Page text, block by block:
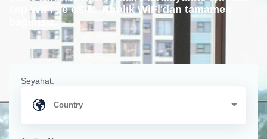
cep WiFi ve eSIM. Kiralık WiFi'dan tamamen
bağımsız.
Seyahat: